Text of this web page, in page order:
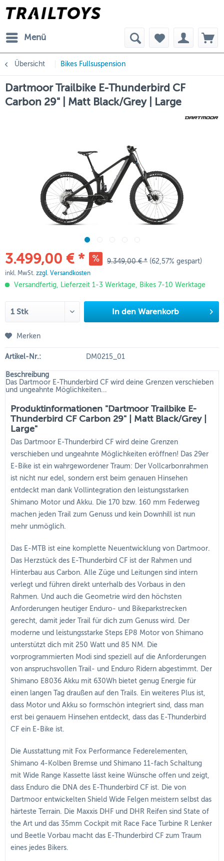
Menü
Übersicht Bikes Fullsuspension
Dartmoor Trailbike E-Thunderbird CF
Carbon 29" | Matt Black/Grey | Large
3.499,00 € * 9.349,00 € * (62,57% gespart)
inkl. MwSt. zzgl. Versandkosten
Versandfertig, Lieferzeit 1-3 Werktage, Bikes 7-10 Werktage
In den Warenkorb
Merken
Artikel-Nr.: DM0215_01
Beschreibung
Das Dartmoor E-Thunderbird CF wird deine Grenzen verschieben
und ungeahnte Möglichkeiten...
Produktinformationen "Dartmoor Trailbike E-
Thunderbird CF Carbon 29" | Matt Black/Grey |
Large"
Das Dartmoor E-Thunderbird CF wird deine Grenzen
verschieben und ungeahnte Möglichkeiten eröffnen! Das 29er
E-Bike ist ein wahrgewordener Traum: Der Vollcarbonrahmen
ist nicht nur edel, sondern erst beim genauen Hinsehen
entdeckt man dank Vollintegration den leistungsstarken
Shimano Motor und Akku. Die 170 bzw. 160 mm Federweg
machen jeden Trail zum Genuss und kein Downhill ist nun
mehr unmöglich.
Das E-MTB ist eine komplette Neuentwicklung von Dartmoor.
Das Herzstück des E-Thunderbird CF ist der Rahmen und
Hinterbau aus Carbon. Alle Züge und Leitungen sind intern
verlegt und führen direkt unterhalb des Vorbaus in den
Rahmen. Und auch die Geometrie wird den höchsten
Anforderungen heutiger Enduro- und Bikeparkstrecken
gerecht, damit jeder Trail für dich zum Genuss wird. Der
moderne und leistungsstarke Steps EP8 Motor von Shimano
unterstützt dich mit 250 Watt und 85 NM. Die
vorprogrammierten Modi sind speziell auf die Anforderungen
von anspruchsvollen Trail- und Enduro Ridern abgestimmt. Der
Shimano E8036 Akku mit 630Wh bietet genug Energie für
einen langen Tag draußen auf den Trails. Ein weiteres Plus ist,
dass Motor und Akku so formschön integriert sind, dass man
erst bei genauem Hinsehen entdeckt, dass das E-Thunderbird
CF ein E-Bike ist.
Die Ausstattung mit Fox Performance Federelementen,
Shimano 4-Kolben Bremse und Shimano 11-fach Schaltung
mit Wide Range Kassette lässt keine Wünsche offen und zeigt,
dass Enduro die DNA des E-Thunderbird CF ist. Die von
Dartmoor entwickelten Shield Wide Felgen meistern selbst das
härteste Terrain. Die Maxxis DHF und DHR Reifen sind State of
the Art und das 35mm Cockpit mit Race Face Turbine R Lenker
und Beetle Vorbau macht das E-Thunderbird CF zum Traum
eines jedes Bikers.